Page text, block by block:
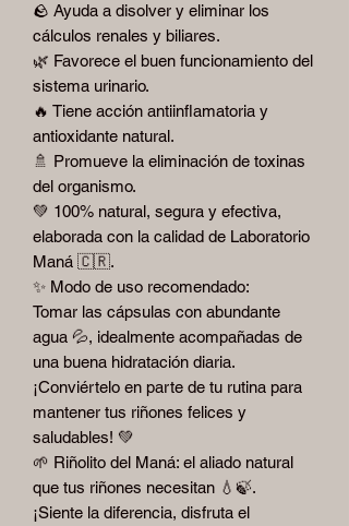
🪨 Ayuda a disolver y eliminar los
cálculos renales y biliares.
🌿 Favorece el buen funcionamiento del
sistema urinario.
🔥 Tiene acción antiinflamatoria y
antioxidante natural.
🚿 Promueve la eliminación de toxinas
del organismo.
💚 100% natural, segura y efectiva,
elaborada con la calidad de Laboratorio
Maná 🇨🇷.
✨ Modo de uso recomendado:
Tomar las cápsulas con abundante
agua 💦, idealmente acompañadas de
una buena hidratación diaria.
¡Conviértelo en parte de tu rutina para
mantener tus riñones felices y
saludables! 💚
🌱 Riñolito del Maná: el aliado natural
que tus riñones necesitan 💧🍃.
¡Siente la diferencia, disfruta el